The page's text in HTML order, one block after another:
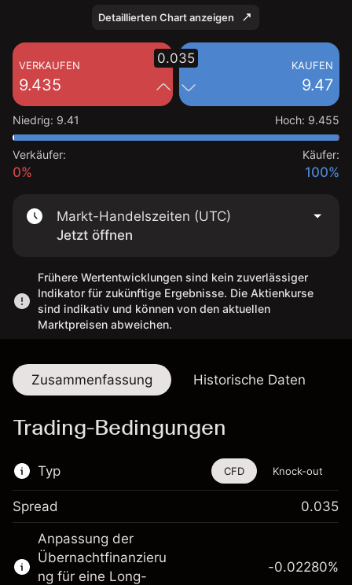
Detaillierten Chart anzeigen
VERKAUFEN
9.435
KAUFEN
9.47
0.035
Niedrig: 9.41 Hoch: 9.455
Verkäufer:
0%
Käufer:
100%
Markt-Handelszeiten (UTC)
Jetzt öffnen
Frühere Wertentwicklungen sind kein zuverlässiger
Indikator für zukünftige Ergebnisse. Die Aktienkurse
sind indikativ und können von den aktuellen
Marktpreisen abweichen.
Zusammenfassung Historische Daten
Trading-Bedingungen
Typ
Dieses Finanzinstrument steht für das Traden
über CFDs und Knock-outs zur Verfügung.
Erfahren Sie mehr über:
CFD Knock-out
Spread 0.035
Anpassung der
Übernachtfinanzieru
ng für eine Long-
-0.02280%